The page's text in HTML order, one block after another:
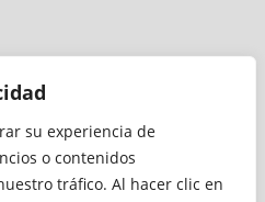
su experiencia de
o contenidos
tráfico. Al hacer clic en
por